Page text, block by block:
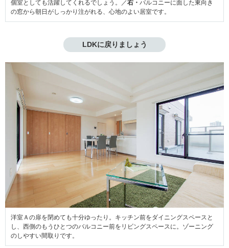
個室としても活躍してくれるでしょう。／右・ バルコニーに面した東向き
の窓から朝日がしっかり注がれる、心地のよい居室です。
LDKに戻りましょう
洋室Ａの扉を閉めても十分ゆったり。キッチン前をダイニングスペースと
し、西側のもうひとつのバルコニー前をリビングスペースに。ゾーニング
のしやすい間取りです。